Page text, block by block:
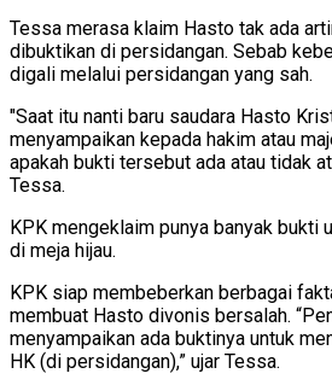
Tessa merasa klaim Hasto tak ada
dibuktikan di persidangan. Sebab
digali melalui persidangan yang sah.
"Saat itu nanti baru saudara Hasto
menyampaikan kepada hakim atau
apakah bukti tersebut ada atau tidak
Tessa.
KPK mengeklaim punya banyak bukti
di meja hijau.
KPK siap membeberkan berbagai
membuat Hasto divonis bersalah.
menyampaikan ada buktinya untuk
HK (di persidangan),” ujar Tessa.